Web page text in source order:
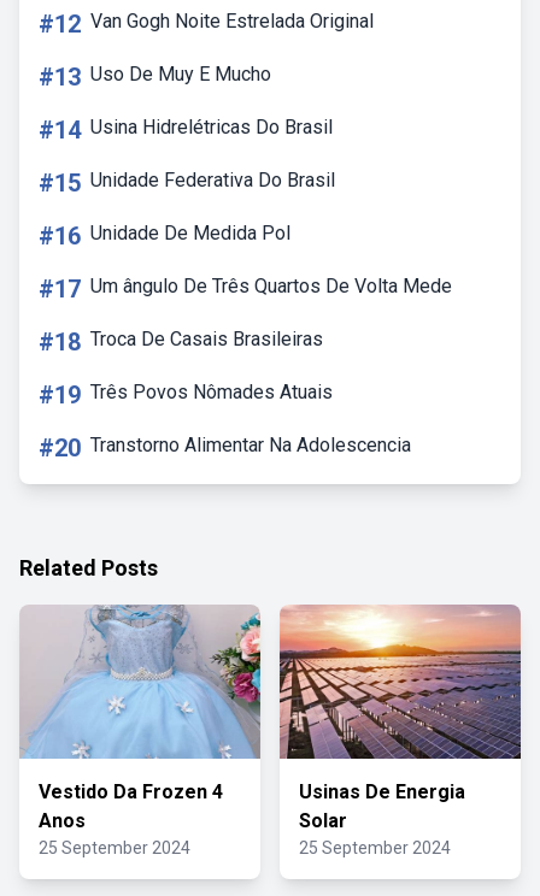
#12 Van Gogh Noite Estrelada Original
#13 Uso De Muy E Mucho
#14 Usina Hidrelétricas Do Brasil
#15 Unidade Federativa Do Brasil
#16 Unidade De Medida Pol
#17 Um ângulo De Três Quartos De Volta Mede
#18 Troca De Casais Brasileiras
#19 Três Povos Nômades Atuais
#20 Transtorno Alimentar Na Adolescencia
Related Posts
Vestido Da Frozen 4
Anos
25 September 2024
Usinas De Energia
Solar
25 September 2024